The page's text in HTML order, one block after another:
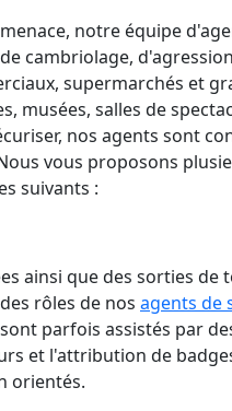
notre équipe
cambriolage,
supermarchés et
musées, salles de
nos agents sont
vous proposons
suivants :
ainsi que des sorties de
rôles de nos agents de
parfois assistés par
et l'attribution de
orientés.